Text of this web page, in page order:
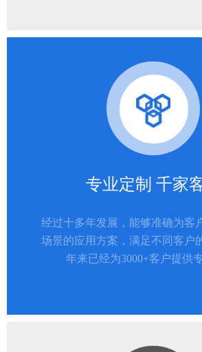
专业定制 千家
经过十多年发展，能够准确为客
场景的应用方案，满足不同客户
年来已经为3000+客户提供